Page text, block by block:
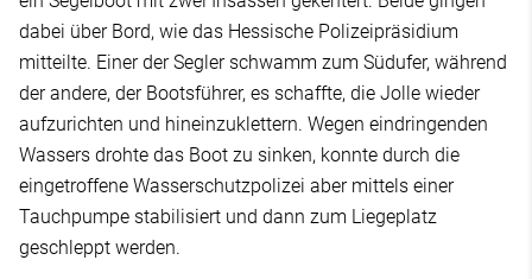
dabei über Bord, wie das Hessische Polizeipräsidium
mitteilte. Einer der Segler schwamm zum Südufer, während
der andere, der Bootsführer, es schaffte, die Jolle wieder
aufzurichten und hineinzuklettern. Wegen eindringenden
Wassers drohte das Boot zu sinken, konnte durch die
eingetroffene Wasserschutzpolizei aber mittels einer
Tauchpumpe stabilisiert und dann zum Liegeplatz
geschleppt werden.